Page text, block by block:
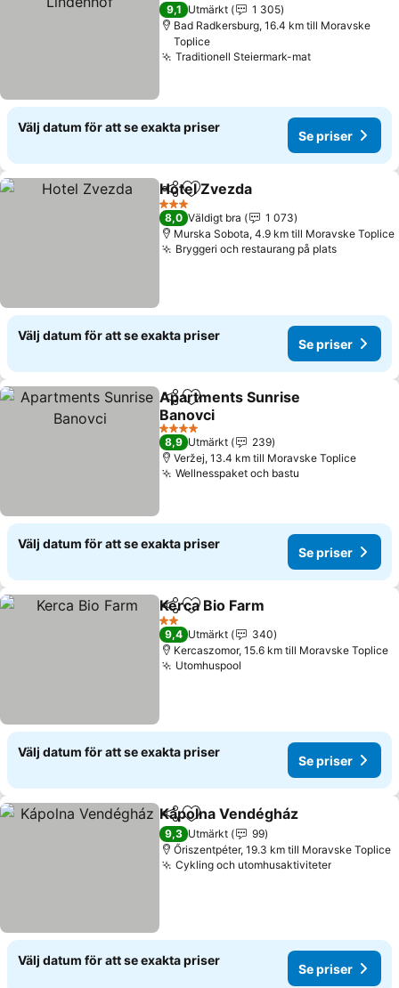
9,1 Utmärkt
1 305
Bad Radkersburg, 16.4 km till Moravske
Toplice
Traditionell Steiermark-matSe priser
Välj datum för att se exakta priser
Se priser
Dela Lägg till i Mina Favoriter
Hotel Zvezda
3 Stjärnor
8,0 Väldigt bra
1 073
Murska Sobota, 4.9 km till Moravske Toplice
Bryggeri och restaurang på platsSe priser
Välj datum för att se exakta priser
Se priser
Dela Lägg till i Mina Favoriter
Apartments Sunrise
Banovci
Se priser
4 Stjärnor
8,9 Utmärkt
239
Veržej, 13.4 km till Moravske Toplice
Wellnesspaket och bastu
Välj datum för att se exakta priser
Se priser
Dela Lägg till i Mina Favoriter
Kerca Bio Farm
2 Stjärnor
9,4 Utmärkt
340
Kercaszomor, 15.6 km till Moravske Toplice
Utomhuspool
Välj datum för att se exakta priser
Se priser
Dela Lägg till i Mina Favoriter
Kápolna Vendégház
9,3 Utmärkt
99
Őriszentpéter, 19.3 km till Moravske Toplice
Cykling och utomhusaktiviteterSe priser
Välj datum för att se exakta priser
Se priser